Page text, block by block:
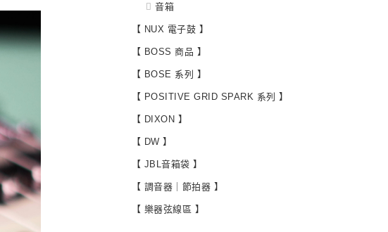
音箱
【 NUX 電子鼓 】
【 BOSS 商品 】
【 BOSE 系列 】
【 POSITIVE GRID SPARK 系列 】
【 DIXON 】
【 DW 】
【 JBL音箱袋 】
【 調音器｜節拍器 】
【 樂器弦線區 】